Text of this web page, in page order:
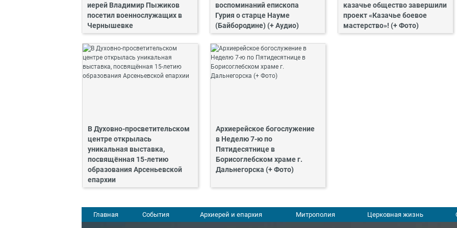
иерей Владимир Пыжиков
посетил военнослужащих в
Чернышевке
воспоминаний епископа
Гурия о старце Науме
(Байбородине) (+ Аудио)
казачье общество завершили
проект «Казачье боевое
мастерство»! (+ Фото)
В Духовно-просветительском
центре открылась
уникальная выставка,
посвящённая 15-летию
образования Арсеньевской
епархии
Архиерейское богослужение
в Неделю 7-ю по
Пятидесятнице в
Борисоглебском храме г.
Дальнегорска (+ Фото)
Главная События Архиерей и епархия Митрополия Церковная жизнь